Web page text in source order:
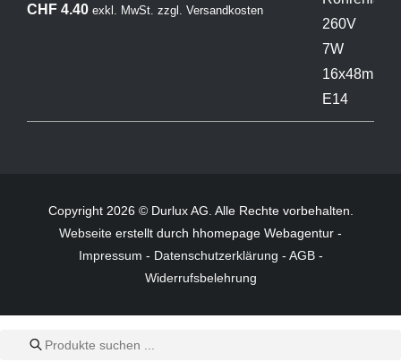
CHF4.40 exkl. MwSt. zzgl. Versandkosten
Copyright 2026 © Durlux AG. Alle Rechte vorbehalten.
Webseite erstellt durch hhomepage Webagentur -
Impressum - Datenschutzerklärung - AGB-
Widerrufsbelehrung
Products
search